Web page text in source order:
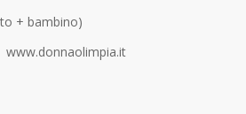
+ bambino)